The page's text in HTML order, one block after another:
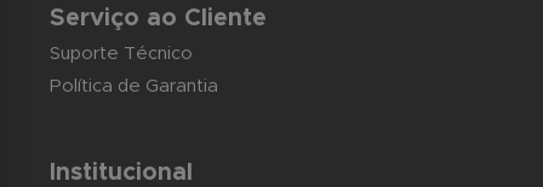
Serviço ao Cliente
Suporte Técnico
Política de Garantia
Institucional